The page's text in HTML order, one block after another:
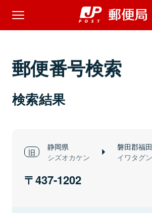
郵便番号検索
検索結果
静岡県
シズオカケン
磐田郡福
イワタグ
437-1202